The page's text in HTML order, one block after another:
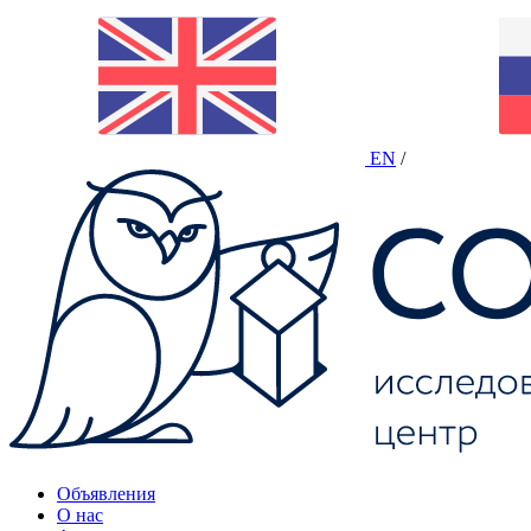
EN /
Объявления
О нас